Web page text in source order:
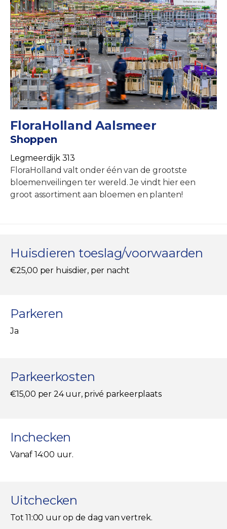
FloraHolland Aalsmeer
Shoppen
Legmeerdijk 313
FloraHolland valt onder één van de grootste
bloemenveilingen ter wereld. Je vindt hier een
groot assortiment aan bloemen en planten!
Huisdieren toeslag/voorwaarden
€25,00 per huisdier, per nacht
Parkeren
Ja
Parkeerkosten
€15,00 per 24 uur, privé parkeerplaats
Inchecken
Vanaf 14:00 uur.
Uitchecken
Tot 11:00 uur op de dag van vertrek.